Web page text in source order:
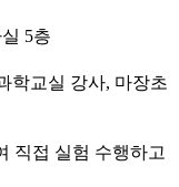
5층
학교실 강사, 마장초
직접 실험 수행하고